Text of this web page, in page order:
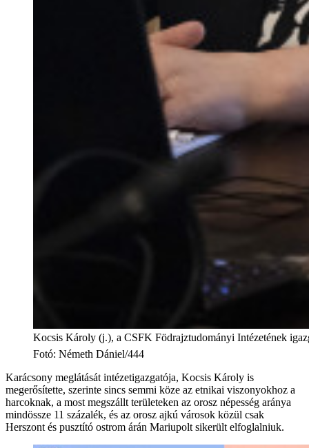
Kocsis Károly (j.), a CSFK Födrajztudományi Intézetének
Fotó: Németh Dániel/444
Karácsony meglátását intézetigazgatója, Kocsis Károly is
megerősítette, szerinte sincs semmi köze az etnikai viszonyokhoz a
harcoknak, a most megszállt területeken az orosz népesség aránya
mindössze 11 százalék, és az orosz ajkú városok közül csak
Herszont és pusztító ostrom árán Mariupolt sikerült elfoglalniuk.